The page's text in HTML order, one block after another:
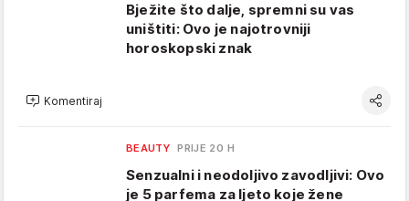
Bježite što dalje, spremni su vas
uništiti: Ovo je najotrovniji
horoskopski znak
Komentiraj
BEAUTY PRIJE 20 H
Senzualni i neodoljivo zavodljivi: Ovo
je 5 parfema za ljeto koje žene